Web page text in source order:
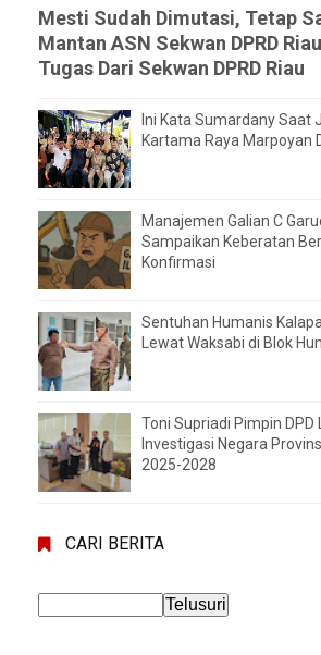
Mesti Sudah Dimutasi, Tetap
Mantan ASN Sekwan DPRD
Tugas Dari Sekwan DPRD Riau
Ini Kata Sumardany Saat
Kartama Raya Marpoyan
Manajemen Galian C
Sampaikan Keberatan
Konfirmasi
Sentuhan Humanis
Lewat Waksabi di Blok
Toni Supriadi Pimpin DPD
Investigasi Negara
2025-2028
CARI BERITA